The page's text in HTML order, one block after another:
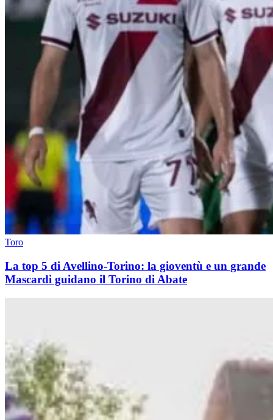
Toro
La top 5 di Avellino-Torino: la gioventù e un grande
Mascardi guidano il Torino di Abate